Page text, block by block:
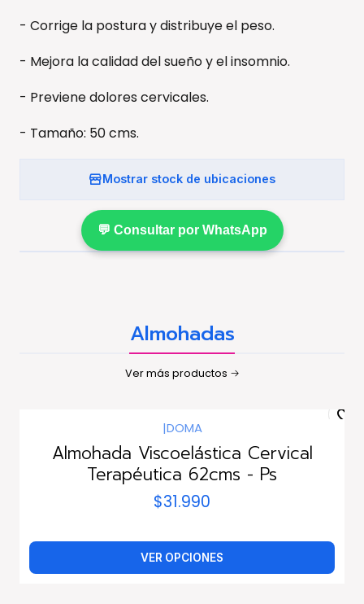
- Corrige la postura y distribuye el peso.
- Mejora la calidad del sueño y el insomnio.
- Previene dolores cervicales.
- Tamaño: 50 cms.
Mostrar stock de ubicaciones
💬 Consultar por WhatsApp
Almohadas
Ver más productos
|DOMA
Almohada Viscoelástica Cervical
Terapéutica 62cms - Ps
$31.990
VER OPCIONES